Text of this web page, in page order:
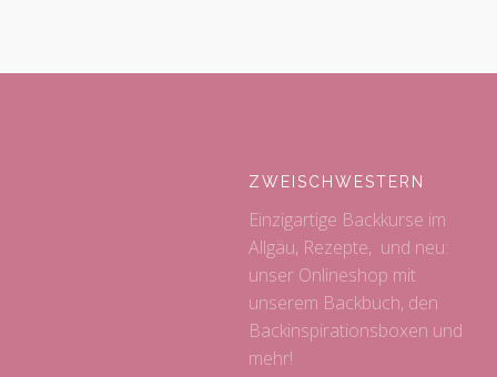
ZWEISCHWESTERN
Einzigartige Backkurse im
Allgäu, Rezepte, und neu:
unser Onlineshop mit
unserem Backbuch, den
Backinspirationsboxen und
mehr!